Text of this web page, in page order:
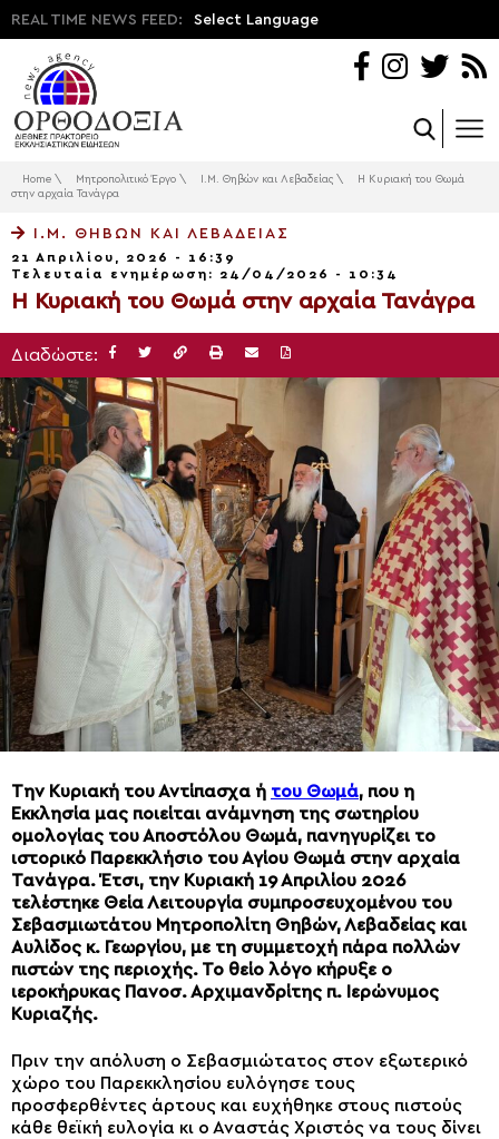
REAL TIME NEWS FEED: Select Language
Home \ Μητροπολιτικό Έργο \ Ι.Μ. Θηβών και Λεβαδείας \
Η Κυριακή του Θωμά
στην αρχαία Τανάγρα
Ι.Μ. ΘΗΒΏΝ ΚΑΙ ΛΕΒΑΔΕΊΑΣ
21 Απριλίου, 2026 - 16:39
Τελευταία ενημέρωση: 24/04/2026 - 10:34
Η Κυριακή του Θωμά στην αρχαία Τανάγρα
Διαδώστε:
Την Κυριακή του Αντίπασχα ή του Θωμά, που η
Εκκλησία μας ποιείται ανάμνηση της σωτηρίου
ομολογίας του Αποστόλου Θωμά, πανηγυρίζει το
ιστορικό Παρεκκλήσιο του Αγίου Θωμά στην αρχαία
Τανάγρα. Έτσι, την Κυριακή 19 Απριλίου 2026
τελέστηκε Θεία Λειτουργία συμπροσευχομένου του
Σεβασμιωτάτου Μητροπολίτη Θηβών, Λεβαδείας και
Αυλίδος κ. Γεωργίου, με τη συμμετοχή πάρα πολλών
πιστών της περιοχής. Το θείο λόγο κήρυξε ο
ιεροκήρυκας Πανοσ. Αρχιμανδρίτης π. Ιερώνυμος
Κυριαζής.
Πριν την απόλυση ο Σεβασμιώτατος στον εξωτερικό
χώρο του Παρεκκλησίου ευλόγησε τους
προσφερθέντες άρτους και ευχήθηκε στους πιστούς
κάθε θεϊκή ευλογία κι ο Αναστάς Χριστός να τους δίνει